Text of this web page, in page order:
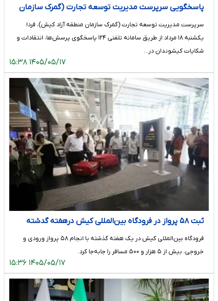
پاسخگویی سرپرست مدیریت توسعه تجارت (گمرک سازمان
سرپرست مدیریت توسعه تجارت (گمرک سازمان منطقه آزاد کیش)، فردا
یکشنبه ۱۸ مرداد از طریق سامانه تلفنی ۱۲۴ پاسخگوی پرسش‌ها، انتقادات و
شکایات کیشوندان در…
۱۴۰۵/۰۵/۱۷ ۱۵:۳۸
ثبت ۵۸ پرواز در فرودگاه بین‌المللی کیش درهفته گدشته
فرودگاه بین‌المللی کیش در یک هفته گذشته با انجام ۵۸ پرواز ورودی و
خروجی، بیش از ۵ هزار و ۵۰۰ مسافر را جابه‌جا کرد.
۱۴۰۵/۰۵/۱۷ ۱۵:۳۶